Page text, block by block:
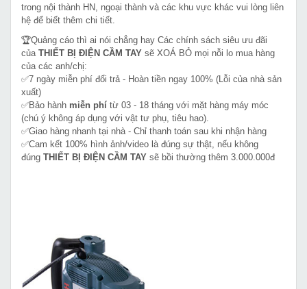
trong nội thành HN, ngoại thành và các khu vực khác vui lòng liên
hệ để biết thêm chi tiết.
🏆Quảng cáo thì ai nói chẳng hay Các chính sách siêu ưu đãi
của THIẾT BỊ ĐIỆN CẦM TAY sẽ XOÁ BỎ mọi nỗi lo mua hàng
của các anh/chị:
✅7 ngày miễn phí đổi trả - Hoàn tiền ngay 100% (Lỗi của nhà sản
xuất)
✅Bảo hành miễn phí từ 03 - 18 tháng với mặt hàng máy móc
(chú ý không áp dụng với vật tư phụ, tiêu hao).
✅Giao hàng nhanh tại nhà - Chỉ thanh toán sau khi nhận hàng
✅Cam kết 100% hình ảnh/video là đúng sự thật, nếu không
đúng THIẾT BỊ ĐIỆN CẦM TAY sẽ bồi thường thêm 3.000.000đ